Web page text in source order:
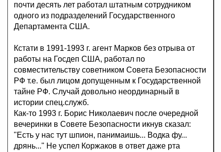
почти десять лет работал штатным сотрудником
одного из подразделений Государственного
Департамента США.
Кстати в 1991-1993 г. агент Марков без отрыва от
работы на Госдеп США, работал по
совместительству советником Совета Безопасности
РФ т.е. был лицом допущенным к Государственной
тайне РФ. Случай довольно неординарный в
истории спец.служб.
Как-то 1993 г. Борис Николаевич после очередной
вечеринки в Совете Безопасности икнув сказал:
"Есть у нас тут шпион, панимаишь... Водка фу...
дрянь..." Не успел Коржаков в ответ даже рта